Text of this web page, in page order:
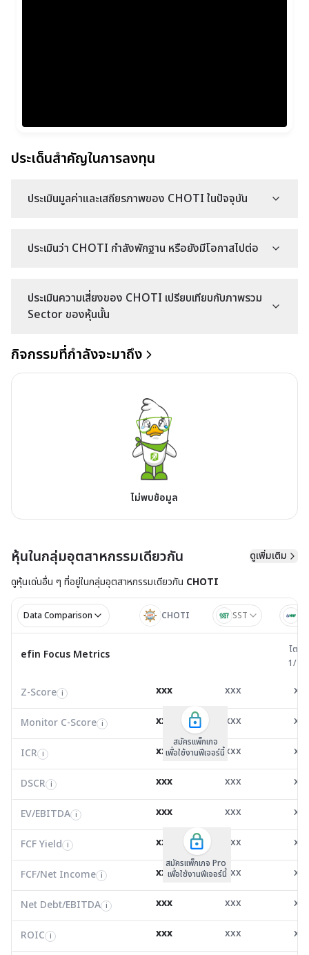
ประเด็นสำคัญในการลงทุน
ประเมินมูลค่าและเสถียรภาพของ CHOTI ในปัจจุบัน
ประเมินว่า CHOTI กำลังพักฐาน หรือยังมีโอกาสไปต่อ
ประเมินความเสี่ยงของ CHOTI เปรียบเทียบกับภาพรวม
Sector ของหุ้นนั้น
กิจกรรมที่กำลังจะมาถึง
ไม่พบข้อมูล
หุ้นในกลุ่มอุตสาหกรรมเดียวกัน
ดูเพิ่มเติม
ดูหุ้นเด่นอื่น ๆ ที่อยู่ในกลุ่มอุตสาหกรรมเดียวกัน CHOTI
Data Comparison CHOTI SST
efin Focus Metrics ไตรมาส
Z-Score i 0.54 -0.46
-
Monitor C-Score
0.00 0.00
ICR i -0.39 0.00
-
DSCR
EV/EBITDA
15,158.00 62,140.00
FCF Yield i 0.00 0.00
FCF/Net Income
0.00 0.00
0.00 0.00
ROIC i -19.75 0.00 -
Valuation Metrics
efin Focus Metrics
ไตรม
1/
Z-Score i
Monitor C-Score i
ICR i
DSCR i
สมัครแพ็คเกจ B
เพื่อใช้งานฟีเจอร์นี้
EV/EBITDA
FCF Yield i
FCF/Net Income
Net Debt/EBITDA
ROIC i
สมัครแพ็คเกจ B
เพื่อใช้งานฟีเจอร์นี้
Z-Score i xxx xxx
Monitor C-Score i xxx xxx
ICR i xxx xxx
DSCR i xxx xxx
สมัครแพ็กเกจ
เพื่อใช้งานฟีเจอร์นี้
EV/EBITDA i xxx xxx
FCF Yield i xxx xxx
FCF/Net Income i xxx xxx
Net Debt/EBITDA i xxx xxx
ROIC i xxx xxx
สมัครแพ็กเกจ Pro
เพื่อใช้งานฟีเจอร์นี้